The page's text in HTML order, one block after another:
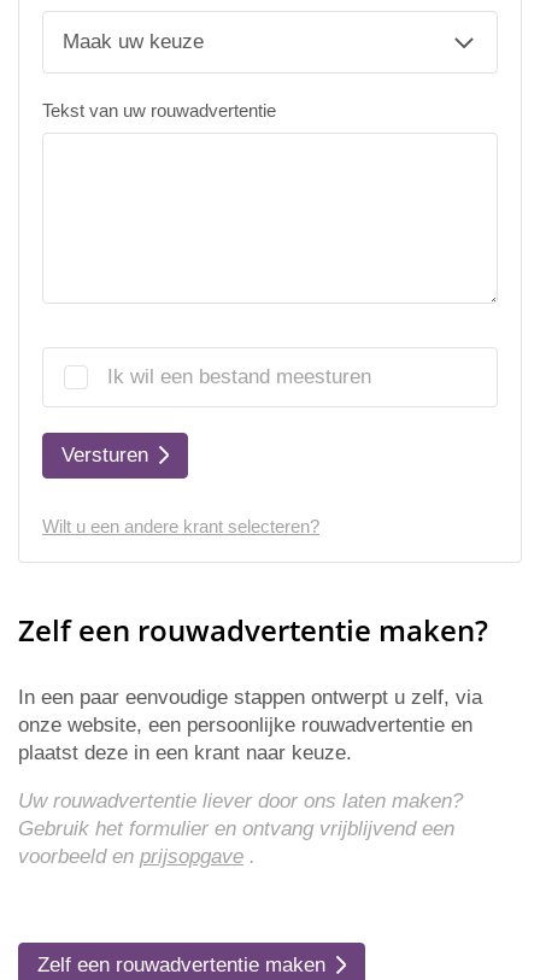
Tekst van uw rouwadvertentie
Ik wil een bestand meesturen
Versturen
Wilt u een andere krant selecteren?
Zelf een rouwadvertentie maken?
In een paar eenvoudige stappen ontwerpt u zelf, via
onze website, een persoonlijke rouwadvertentie en
plaatst deze in een krant naar keuze.
Uw rouwadvertentie liever door ons laten maken?
Gebruik het formulier en ontvang vrijblijvend een
voorbeeld en prijsopgave .
Zelf een rouwadvertentie maken